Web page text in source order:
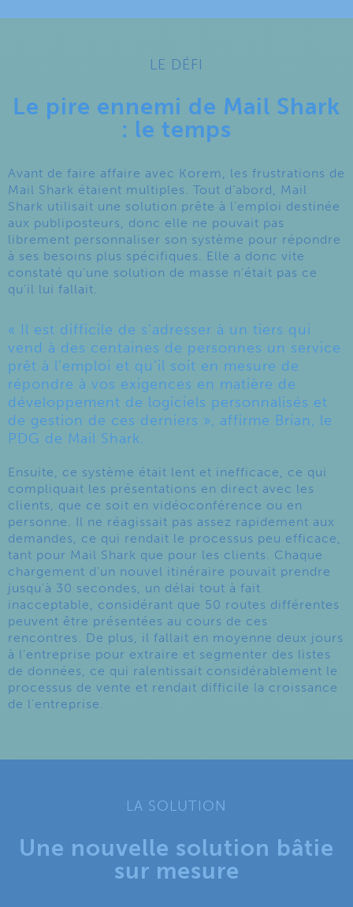
LE DÉFI
Le pire ennemi de Mail Shark
: le temps
Avant de faire affaire avec Korem, les frustrations de
Mail Shark étaient multiples. Tout d’abord, Mail
Shark utilisait une solution prête à l’emploi destinée
aux publiposteurs, donc elle ne pouvait pas
librement personnaliser son système pour répondre
à ses besoins plus spécifiques. Elle a donc vite
constaté qu’une solution de masse n’était pas ce
qu’il lui fallait.
« Il est difficile de s’adresser à un tiers qui
vend à des centaines de personnes un service
prêt à l’emploi et qu’il soit en mesure de
répondre à vos exigences en matière de
développement de logiciels personnalisés et
de gestion de ces derniers », affirme Brian, le
PDG de Mail Shark.
Ensuite, ce système était lent et inefficace, ce qui
compliquait les présentations en direct avec les
clients, que ce soit en vidéoconférence ou en
personne. Il ne réagissait pas assez rapidement aux
demandes, ce qui rendait le processus peu efficace,
tant pour Mail Shark que pour les clients. Chaque
chargement d’un nouvel itinéraire pouvait prendre
jusqu’à 30 secondes, un délai tout à fait
inacceptable, considérant que 50 routes différentes
peuvent être présentées au cours de ces
rencontres. De plus, il fallait en moyenne deux jours
à l’entreprise pour extraire et segmenter des listes
de données, ce qui ralentissait considérablement le
processus de vente et rendait difficile la croissance
de l’entreprise.
LA SOLUTION
Une nouvelle solution bâtie
sur mesure